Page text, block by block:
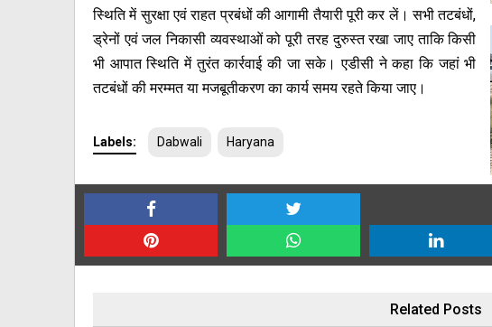
स्थिति में सुरक्षा एवं राहत प्रबंधों की आगामी तैयारी पूरी कर लें। सभी तटबंधों,
ड्रेनों एवं जल निकासी व्यवस्थाओं को पूरी तरह दुरुस्त रखा जाए ताकि किसी
भी आपात स्थिति में तुरंत कार्रवाई की जा सके। एडीसी ने कहा कि जहां भी
तटबंधों की मरम्मत या मजबूतीकरण का कार्य समय रहते किया जाए।
Labels: Dabwali Haryana
Related Posts